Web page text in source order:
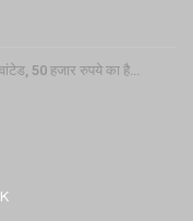
50 हजार रुपये का है…